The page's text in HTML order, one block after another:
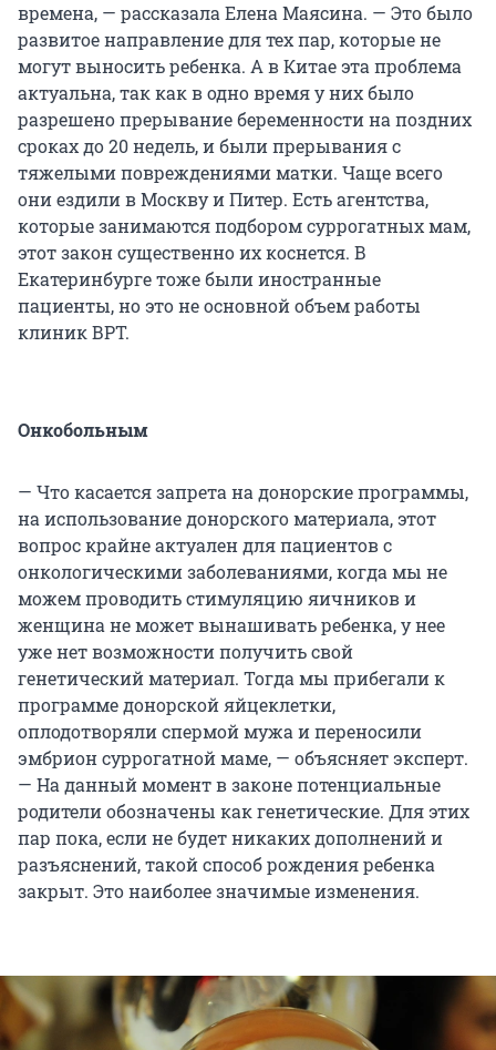
времена, — рассказала Елена Маясина. — Это было
развитое направление для тех пар, которые не
могут выносить ребенка. А в Китае эта проблема
актуальна, так как в одно время у них было
разрешено прерывание беременности на поздних
сроках до 20 недель, и были прерывания с
тяжелыми повреждениями матки. Чаще всего
они ездили в Москву и Питер. Есть агентства,
которые занимаются подбором суррогатных мам,
этот закон существенно их коснется. В
Екатеринбурге тоже были иностранные
пациенты, но это не основной объем работы
клиник ВРТ.
Онкобольным
— Что касается запрета на донорские программы,
на использование донорского материала, этот
вопрос крайне актуален для пациентов с
онкологическими заболеваниями, когда мы не
можем проводить стимуляцию яичников и
женщина не может вынашивать ребенка, у нее
уже нет возможности получить свой
генетический материал. Тогда мы прибегали к
программе донорской яйцеклетки,
оплодотворяли спермой мужа и переносили
эмбрион суррогатной маме, — объясняет эксперт.
— На данный момент в законе потенциальные
родители обозначены как генетические. Для этих
пар пока, если не будет никаких дополнений и
разъяснений, такой способ рождения ребенка
закрыт. Это наиболее значимые изменения.